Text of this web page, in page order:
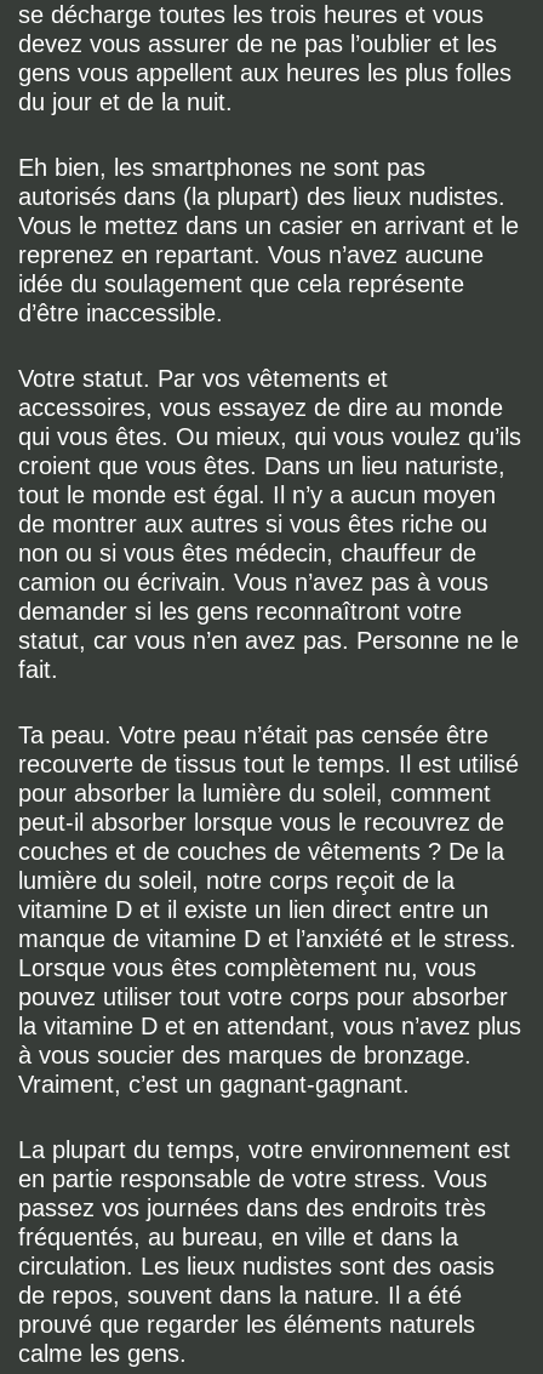
se décharge toutes les trois heures et vous
devez vous assurer de ne pas l’oublier et les
gens vous appellent aux heures les plus folles
du jour et de la nuit.
Eh bien, les smartphones ne sont pas
autorisés dans (la plupart) des lieux nudistes.
Vous le mettez dans un casier en arrivant et le
reprenez en repartant. Vous n’avez aucune
idée du soulagement que cela représente
d’être inaccessible.
Votre statut. Par vos vêtements et
accessoires, vous essayez de dire au monde
qui vous êtes. Ou mieux, qui vous voulez qu’ils
croient que vous êtes. Dans un lieu naturiste,
tout le monde est égal. Il n’y a aucun moyen
de montrer aux autres si vous êtes riche ou
non ou si vous êtes médecin, chauffeur de
camion ou écrivain. Vous n’avez pas à vous
demander si les gens reconnaîtront votre
statut, car vous n’en avez pas. Personne ne le
fait.
Ta peau. Votre peau n’était pas censée être
recouverte de tissus tout le temps. Il est utilisé
pour absorber la lumière du soleil, comment
peut-il absorber lorsque vous le recouvrez de
couches et de couches de vêtements ? De la
lumière du soleil, notre corps reçoit de la
vitamine D et il existe un lien direct entre un
manque de vitamine D et l’anxiété et le stress.
Lorsque vous êtes complètement nu, vous
pouvez utiliser tout votre corps pour absorber
la vitamine D et en attendant, vous n’avez plus
à vous soucier des marques de bronzage.
Vraiment, c’est un gagnant-gagnant.
La plupart du temps, votre environnement est
en partie responsable de votre stress. Vous
passez vos journées dans des endroits très
fréquentés, au bureau, en ville et dans la
circulation. Les lieux nudistes sont des oasis
de repos, souvent dans la nature. Il a été
prouvé que regarder les éléments naturels
calme les gens.